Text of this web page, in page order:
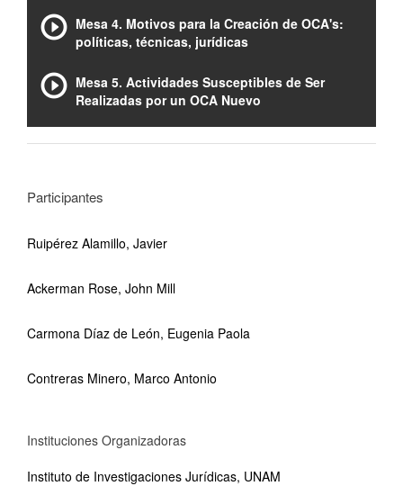
Mesa 4. Motivos para la Creación de OCA's:
políticas, técnicas, jurídicas
Mesa 5. Actividades Susceptibles de Ser
Realizadas por un OCA Nuevo
Participantes
Ruipérez Alamillo, Javier
Ackerman Rose, John Mill
Carmona Díaz de León, Eugenia Paola
Contreras Minero, Marco Antonio
Instituciones Organizadoras
Instituto de Investigaciones Jurídicas, UNAM